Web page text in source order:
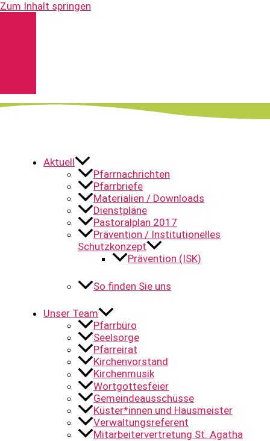
Zum Inhalt springen
Aktuell
Pfarrnachrichten
Pfarrbriefe
Materialien / Downloads
Dienstpläne
Pastoralplan 2017
Prävention / Institutionelles
Schutzkonzept
Prävention (ISK)
So finden Sie uns
Unser Team
Pfarrbüro
Seelsorge
Pfarreirat
Kirchenvorstand
Kirchenmusik
Wortgottesfeier
Gemeindeausschüsse
Küster*innen und Hausmeister
Verwaltungsreferent
Mitarbeitervertretung St. Agatha